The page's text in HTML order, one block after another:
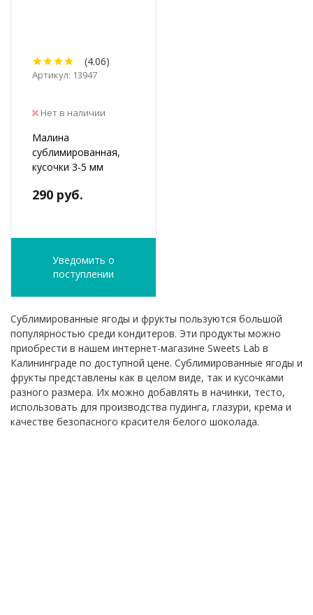
(4.06)
Артикул: 13947
Нет в наличии
Малина
сублимированная,
кусочки 3-5 мм
290 руб.
Уведомить о
поступлении
Сублимированные ягоды и фрукты пользуются большой
популярностью среди кондитеров. Эти продукты можно
приобрести в нашем интернет-магазине Sweets Lab в
Калининграде по доступной цене. Сублимированные ягоды и
фрукты представлены как в целом виде, так и кусочками
разного размера. Их можно добавлять в начинки, тесто,
использовать для производства пудинга, глазури, крема и
качестве безопасного красителя белого шоколада.